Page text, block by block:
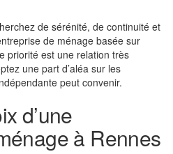
de sérénité, de continuité et
de ménage basée sur
priorité est une relation très
une part d’aléa sur les
peut convenir.
d’une
à Rennes